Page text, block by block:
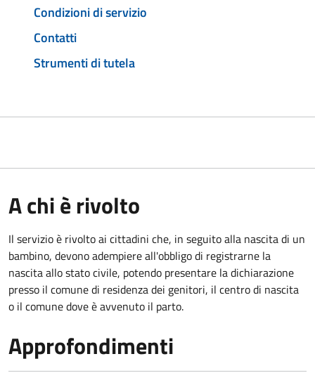
Condizioni di servizio
Contatti
Strumenti di tutela
A chi è rivolto
Il servizio è rivolto ai cittadini che, in seguito alla nascita di un
bambino, devono adempiere all'obbligo di registrarne la
nascita allo stato civile, potendo presentare la dichiarazione
presso il comune di residenza dei genitori, il centro di nascita
o il comune dove è avvenuto il parto.
Approfondimenti